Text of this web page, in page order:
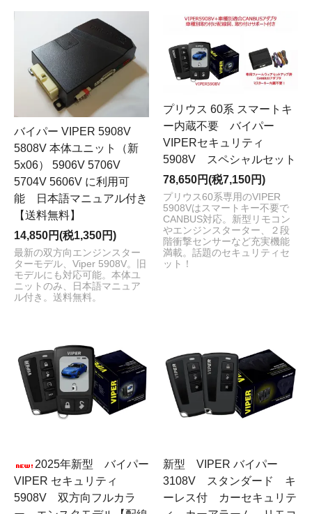
バイパー VIPER 5908V
5808V 本体ユニット（新
5x06） 5906V 5706V
5704V 5606V に利用可
能 日本語マニュアル付き
【送料無料】
14,850円(税1,350円)
最新の双方向エンジンスター
ターモデル、Viper 5908V。旧
モデルにも対応可能。本体ユ
ニットのみ、日本語マニュア
ル付き。送料無料。
プリウス 60系 スマートキ
ー内蔵不要 バイパー
VIPERセキュリティ
5908V スペシャルセット
78,650円(税7,150円)
プリウス60系専用のVIPER
5908Vはスマートキー不要で
CANBUS対応。新型リモコン
やエンジンスターター、２段
階衝撃センサーなど充実機能
満載。話題のセキュリティセ
ット！
2025年新型 バイパー
VIPER セキュリティ
5908V 双方向フルカラ
新型 VIPER バイパー
3108V スタンダード キ
ーレス付 カーセキュリテ